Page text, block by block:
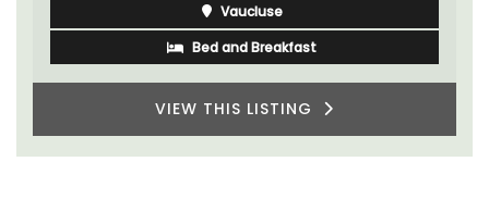
Vaucluse
Bed and Breakfast
VIEW THIS LISTING